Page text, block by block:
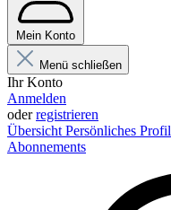
Mein Konto
Menü schließen
Ihr Konto
Anmelden
oderregistrieren
Übersicht Persönliches Profil
Abonnements